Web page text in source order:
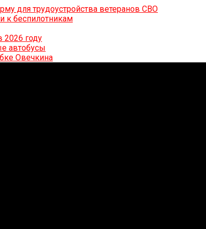
для трудоустройства ветеранов СВО
к беспилотникам
2026 году
автобусы
Овечкина